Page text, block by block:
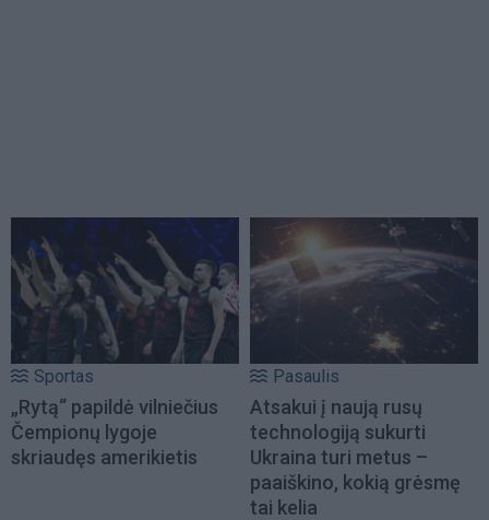
Sportas
„Rytą“ papildė vilniečius
Čempionų lygoje
skriaudęs amerikietis
Pasaulis
Atsakui į naują rusų
technologiją sukurti
Ukraina turi metus –
paaiškino, kokią grėsmę
tai kelia